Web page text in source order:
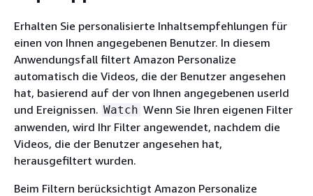
Erhalten Sie personalisierte Inhaltsempfehlungen für
einen von Ihnen angegebenen Benutzer. In diesem
Anwendungsfall filtert Amazon Personalize
automatisch die Videos, die der Benutzer angesehen
hat, basierend auf der von Ihnen angegebenen userId
und Ereignissen. Watch Wenn Sie Ihren eigenen Filter
anwenden, wird Ihr Filter angewendet, nachdem die
Videos, die der Benutzer angesehen hat,
herausgefiltert wurden.
Beim Filtern berücksichtigt Amazon Personalize